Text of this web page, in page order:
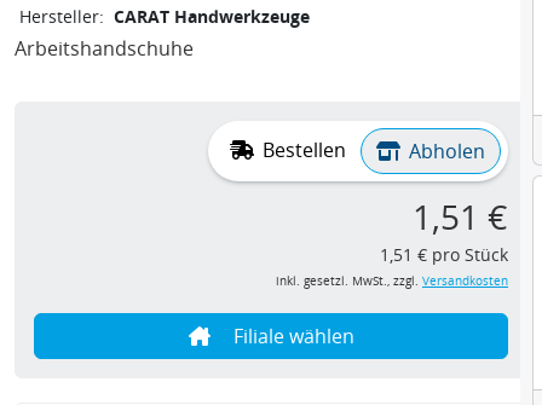
Hersteller: CARAT Handwerkzeuge
Arbeitshandschuhe
Bestellen Abholen
1,51 €
1,51 € pro Stück
inkl. gesetzl. MwSt., zzgl. Versandkosten
Filiale wählen